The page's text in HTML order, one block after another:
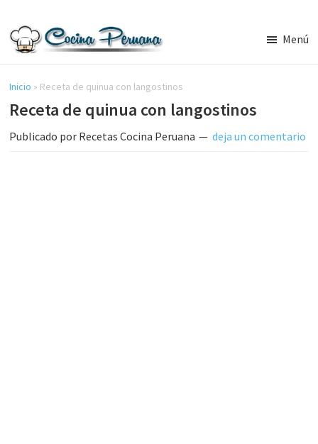
contenido
lateral
principal
Cocina
Peruana,
Recetas
de
Comida
Menú
Inicio » Receta de quinua con langostinos
Receta de quinua con langostinos
Publicado por Recetas Cocina Peruana deja un comentario